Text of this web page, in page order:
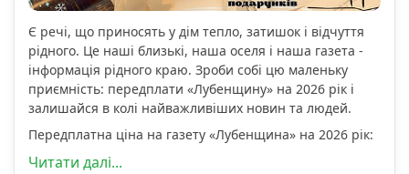
Є речі, що приносять у дім тепло, затишок і відчуття
рідного. Це наші близькі, наша оселя і наша газета -
інформація рідного краю. Зроби собі цю маленьку
приємність: передплати «Лубенщину» на 2026 рік і
залишайся в колі найважливіших новин та людей.
Передплатна ціна на газету «Лубенщина» на 2026 рік:
Читати далі...